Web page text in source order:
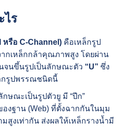
ไร
หรือ C-Channel) คือเหล็กรูป
กเหล็กกล้าคุณภาพสูง โดยผ่าน
จนขึ้นรูปเป็นลักษณะตัว “U” ซึ่ง
กรูปพรรณชนิดนี้
ษณะเป็นรูปตัวยู มี “ปีก”
งฐาน (Web) ที่ตั้งฉากกันในมุม
สูงเท่ากัน ส่งผลให้เหล็กรางน้ำมี